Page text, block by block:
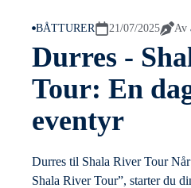
BÅTTURER 21/07/2025 Av
Durres -
Tour: En
eventyr
Durres til Shala River Tour
Shala River Tour”, starter du